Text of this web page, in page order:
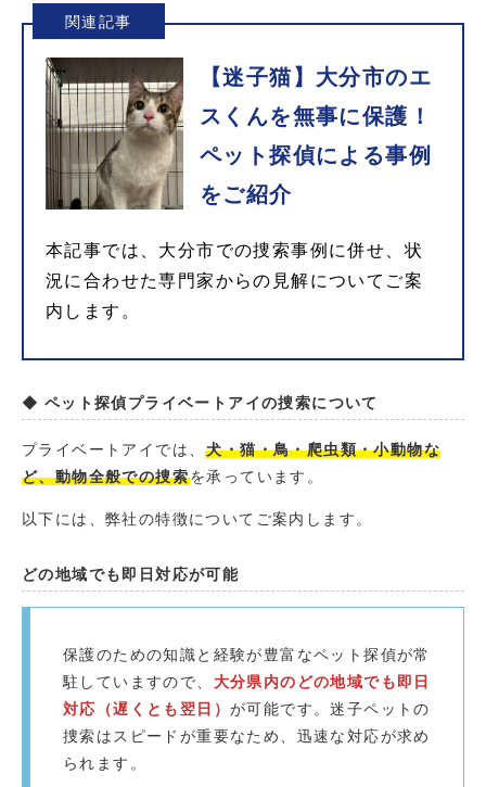
関連記事
【迷子猫】大分市のエ
スくんを無事に保護！
ペット探偵による事例
をご紹介
本記事では、大分市での捜索事例に併せ、状
況に合わせた専門家からの見解についてご案
内します。
◆ ペット探偵プライベートアイの捜索について
プライベートアイでは、犬・猫・鳥・爬虫類・小動物な
ど、動物全般での捜索を承っています。
以下には、弊社の特徴についてご案内します。
どの地域でも即日対応が可能
保護のための知識と経験が豊富なペット探偵が常
駐していますので、 大分県内のどの地域でも即日
対応（遅くとも翌日） が可能です。迷子ペットの
捜索はスピードが重要なため、迅速な対応が求め
られます。